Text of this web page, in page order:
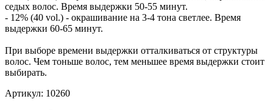
седых волос. Время выдержки 50-55 минут.
- 12% (40 vol.) - окрашивание на 3-4 тона светлее. Время
выдержки 60-65 минут.
При выборе времени выдержки отталкиваться от структуры
волос. Чем тоньше волос, тем меньшее время выдержки стоит
выбирать.
Артикул: 10260